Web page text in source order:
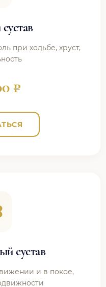
при ходьбе, хруст,
₽
сустав
и в покое,